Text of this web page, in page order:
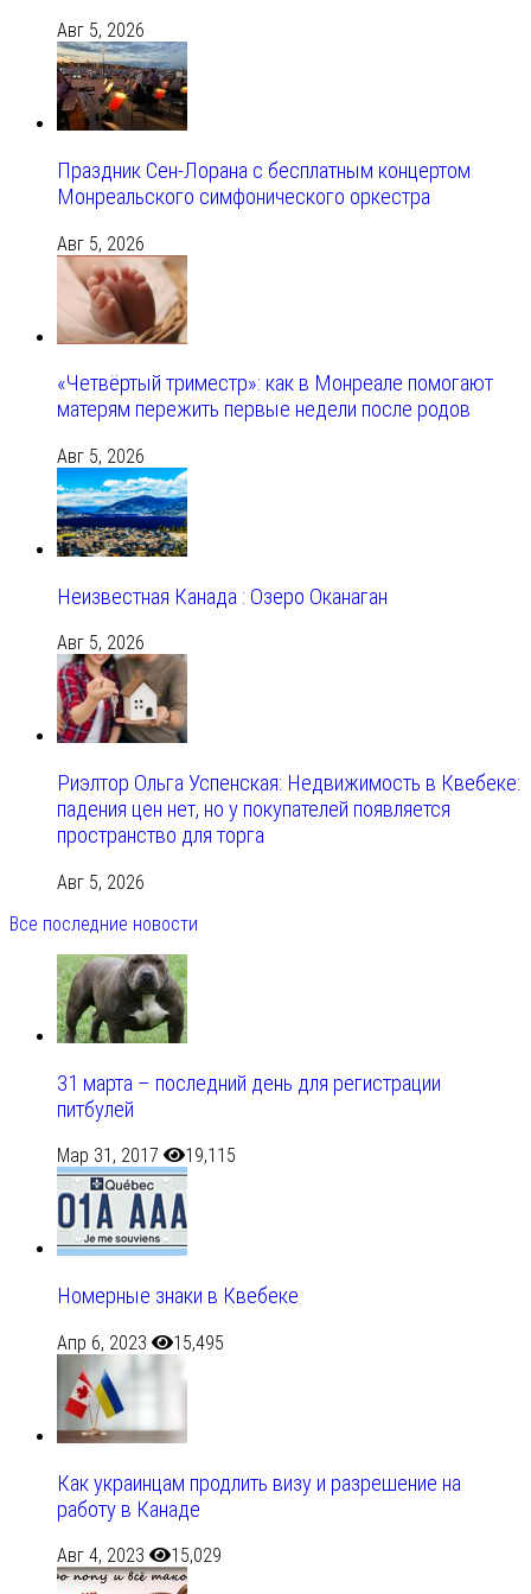
Авг 5, 2026
Праздник Сен-Лорана с бесплатным концертом
Монреальского симфонического оркестра
Авг 5, 2026
«Четвёртый триместр»: как в Монреале помогают
матерям пережить первые недели после родов
Авг 5, 2026
Неизвестная Канада : Озеро Оканаган
Авг 5, 2026
Риэлтор Ольга Успенская: Недвижимость в Квебеке:
падения цен нет, но у покупателей появляется
пространство для торга
Авг 5, 2026
Все последние новости
31 марта – последний день для регистрации
питбулей
Мар 31, 2017 19,115
Номерные знаки в Квебеке
Апр 6, 2023 15,495
Как украинцам продлить визу и разрешение на
работу в Канаде
Авг 4, 2023 15,029